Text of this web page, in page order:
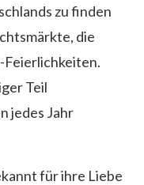
zu finden
die
Teil
jedes Jahr
für ihre Liebe